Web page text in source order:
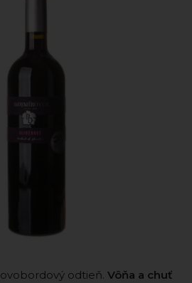
odtieň. Vôňa a chuť